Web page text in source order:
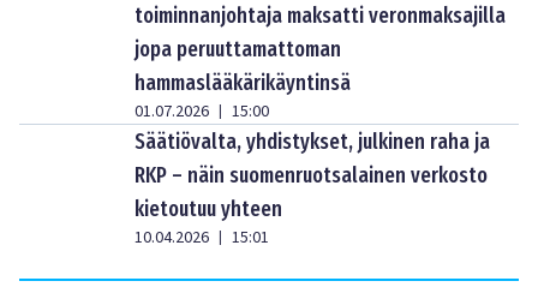
toiminnanjohtaja maksatti veronmaksajilla
jopa peruuttamattoman
hammaslääkärikäyntinsä
01.07.2026 | 15:00
Säätiövalta, yhdistykset, julkinen raha ja
RKP – näin suomenruotsalainen verkosto
kietoutuu yhteen
10.04.2026 | 15:01